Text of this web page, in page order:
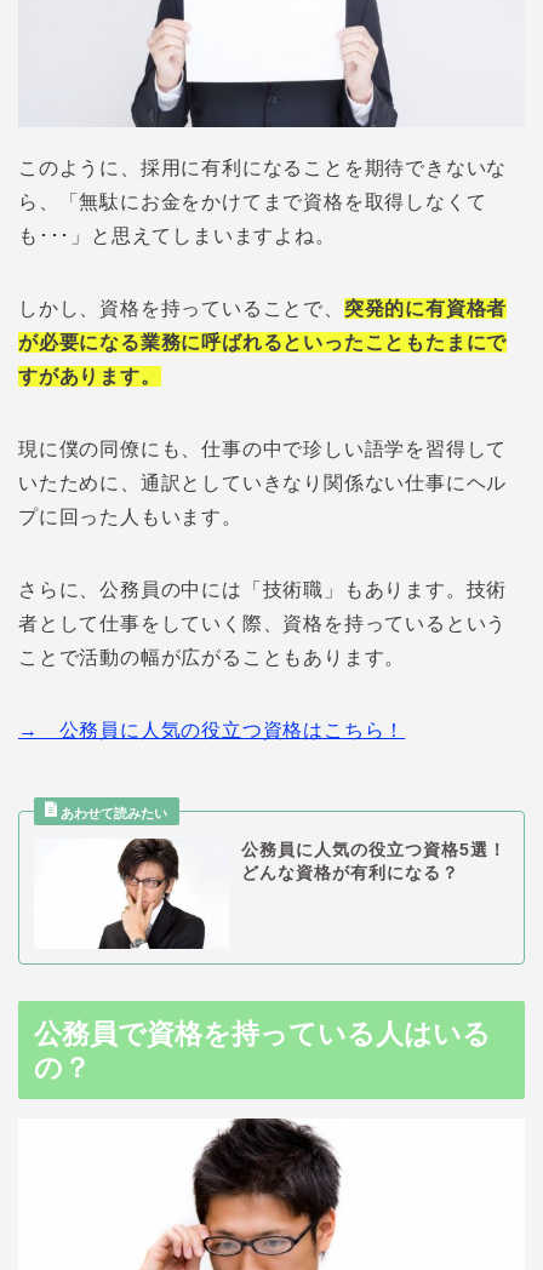
このように、採用に有利になることを期待できないな
ら、「無駄にお金をかけてまで資格を取得しなくて
も･･･」と思えてしまいますよね。
しかし、資格を持っていることで、 突発的に有資格者
が必要になる業務に呼ばれるといったこともたまにで
すがあります。
現に僕の同僚にも、仕事の中で珍しい語学を習得して
いたために、通訳としていきなり関係ない仕事にヘル
プに回った人もいます。
さらに、公務員の中には「技術職」もあります。技術
者として仕事をしていく際、資格を持っているという
ことで活動の幅が広がることもあります。
→ 公務員に人気の役立つ資格はこちら！
公務員に人気の役立つ資格5選！
どんな資格が有利になる？
公務員で資格を持っている人はいる
の？